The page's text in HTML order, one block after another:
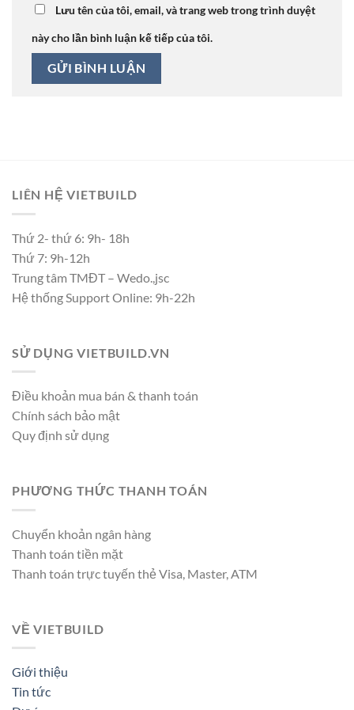
Lưu tên của tôi, email, và trang web trong trình duyệt
này cho lần bình luận kế tiếp của tôi.
LIÊN HỆ VIETBUILD
Thứ 2- thứ 6: 9h- 18h
Thứ 7: 9h-12h
Trung tâm TMĐT – Wedo.,jsc
Hệ thống Support Online: 9h-22h
SỬ DỤNG VIETBUILD.VN
Điều khoản mua bán & thanh toán
Chính sách bảo mật
Quy định sử dụng
PHƯƠNG THỨC THANH TOÁN
Chuyển khoản ngân hàng
Thanh toán tiền mặt
Thanh toán trực tuyến thẻ Visa, Master, ATM
VỀ VIETBUILD
Giới thiệu
Tin tức